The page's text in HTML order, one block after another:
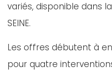
variés, disponible dans la
SEINE.
Les offres débutent à
pour quatre